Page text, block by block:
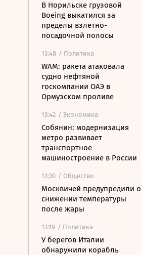
В Норильске грузовой
Boeing выкатился за
пределы взлетно-
посадочной полосы
13:48 / Политика
WAM: ракета атаковала
судно нефтяной
госкомпании ОАЭ в
Ормузском проливе
13:42 / Экономика
Собянин: модернизация
метро развивает
транспортное
машиностроение в России
13:30 / Общество
Москвичей предупредили о
снижении температуры
после жары
13:19 / Политика
У берегов Италии
обнаружили корабль